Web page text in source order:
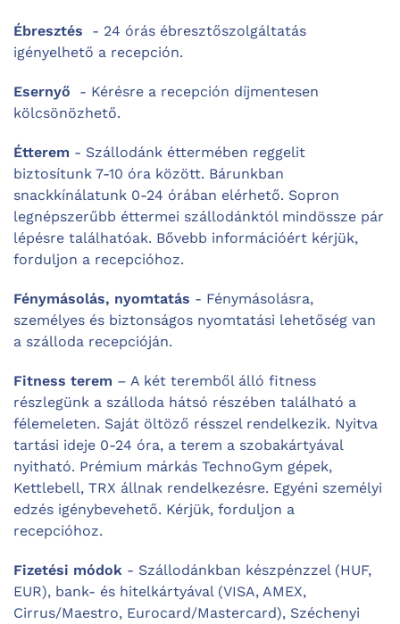
Ébresztés
- 24 órás ébresztőszolgáltatás
igényelhető a recepción.
Esernyő - Kérésre a recepción díjmentesen
kölcsönözhető.
Étterem - Szállodánk éttermében reggelit
biztosítunk 7-10 óra között. Bárunkban
snackkínálatunk 0-24 órában elérhető. Sopron
legnépszerűbb éttermei szállodánktól mindössze pár
lépésre találhatóak. Bővebb információért kérjük,
forduljon a recepcióhoz.
Fénymásolás, nyomtatás - Fénymásolásra,
személyes és biztonságos nyomtatási lehetőség van
a szálloda recepcióján.
Fitness terem – A két teremből álló fitness
részlegünk a szálloda hátsó részében található a
félemeleten. Saját öltöző résszel rendelkezik. Nyitva
tartási ideje 0-24 óra, a terem a szobakártyával
nyitható. Prémium márkás TechnoGym gépek,
Kettlebell, TRX állnak rendelkezésre. Egyéni személyi
edzés igénybevehető. Kérjük, forduljon a
recepcióhoz.
Fizetési módok - Szállodánkban készpénzzel (HUF,
EUR), bank- és hitelkártyával (VISA, AMEX,
Cirrus/Maestro, Eurocard/Mastercard), Széchenyi